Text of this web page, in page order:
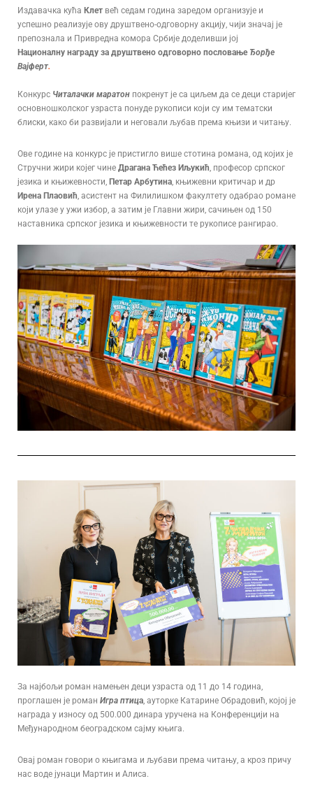
Издавачка кућа Клет већ седам година заредом организује и
успешно реализује ову друштвено-одговорну акцију, чији значај је
препознала и Привредна комора Србије доделивши јој
Националну награду за друштвено одговорно пословање Ђорђе
Вајферт.
Конкурс Читалачки маратон покренут је са циљем да се деци старијег
основношколског узраста понуде рукописи који су им тематски
блиски, како би развијали и неговали љубав према књизи и читању.
Ове године на конкурс је пристигло више стотина романа, од којих је
Стручни жири којег чине Драгана Ћећез Иљукић, професор српског
језика и књижевности, Петар Арбутина, књижевни критичар и др
Ирена Плаовић, асистент на Филилишком факултету одабрао романе
који улазе у ужи избор, а затим је Главни жири, сачињен од 150
наставника српског језика и књижевности те рукописе рангирао.
За најбољи роман намењен деци узраста од 11 до 14 година,
проглашен је роман Игра птица, ауторке Катарине Обрадовић, којој је
награда у износу од 500.000 динара уручена на Конференцији на
Међународном београдском сајму књига.
Овај роман говори о књигама и љубави према читању, а кроз причу
нас воде јунаци Мартин и Алиса.